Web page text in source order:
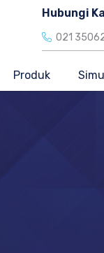
Hubungi
021
Produk